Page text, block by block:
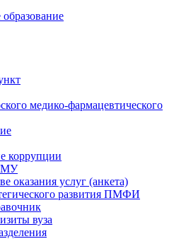
медико-фармацевтического
коррупции
оказания услуг (анкета)
развития ПМФИ
вуза